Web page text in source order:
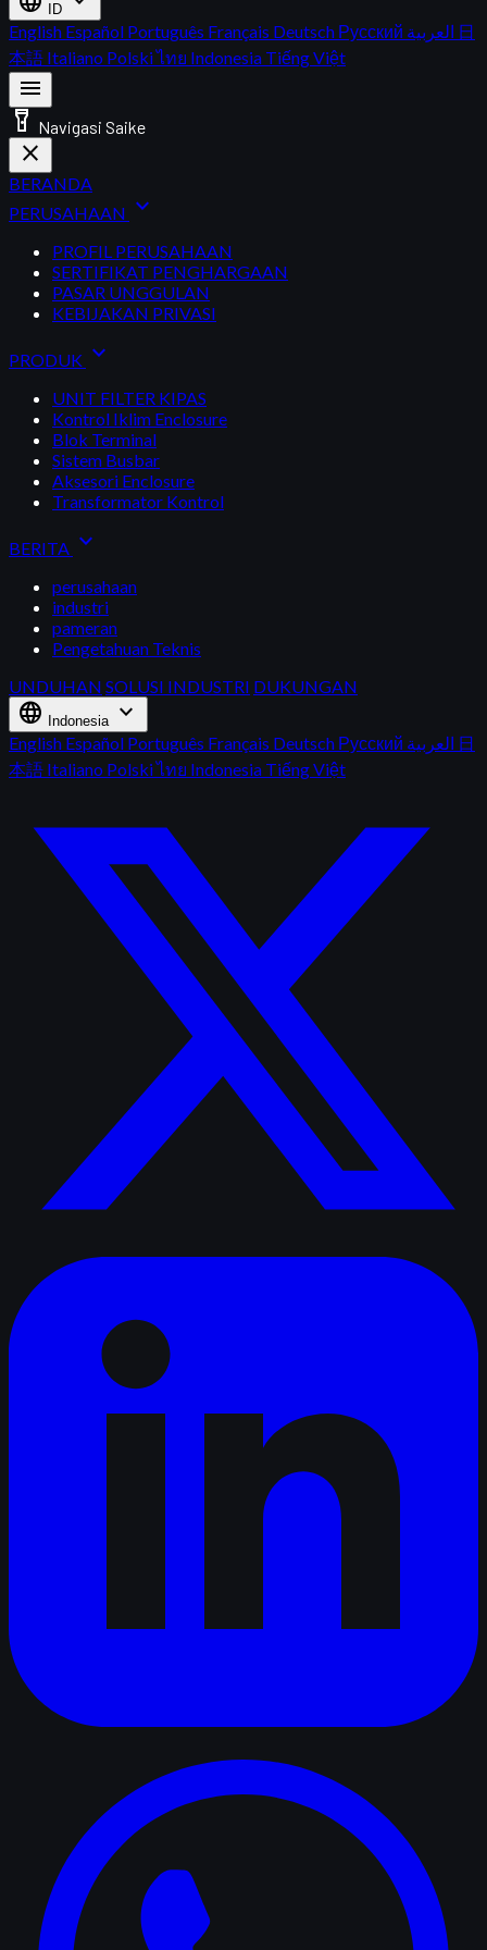
ID
English Español Português Français Deutsch Русский
日
本語 Italiano Polskiไทย Indonesia Tiếng Việt
menu
flashlight_on Navigasi Saike
close
BERANDA
PERUSAHAAN expand_more
PROFIL PERUSAHAAN
SERTIFIKAT PENGHARGAAN
PASAR UNGGULAN
KEBIJAKAN PRIVASI
PRODUK expand_more
UNIT FILTER KIPAS
Kontrol Iklim Enclosure
Blok Terminal
Sistem Busbar
Aksesori Enclosure
Transformator Kontrol
BERITA expand_more
perusahaan
industri
pameran
Pengetahuan Teknis
UNDUHAN SOLUSI INDUSTRI DUKUNGAN
language Indonesia expand_more
English Español Português Français Deutsch Русский
日
本語 Italiano Polskiไทย Indonesia Tiếng Việt